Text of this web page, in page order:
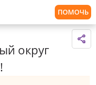
ПОМОЧЬ
округ